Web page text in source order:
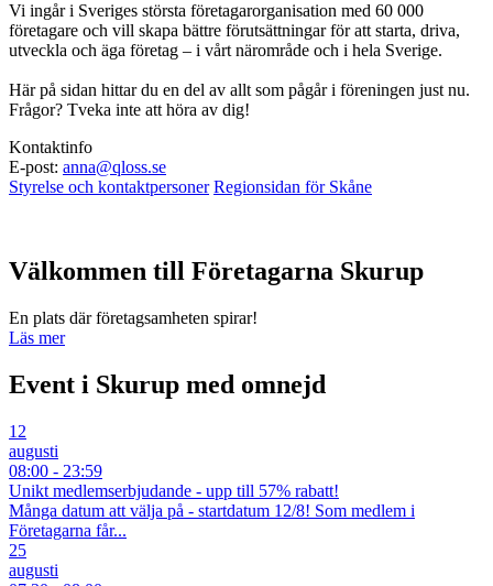
Vi ingår i Sveriges största företagarorganisation med 60 000
företagare och vill skapa bättre förutsättningar för att starta, driva,
utveckla och äga företag – i vårt närområde och i hela Sverige.
Här på sidan hittar du en del av allt som pågår i föreningen just nu.
Frågor? Tveka inte att höra av dig!
Kontaktinfo
E-post: anna@qloss.se
Styrelse och kontaktpersoner Regionsidan för Skåne
Välkommen till Företagarna Skurup
En plats där företagsamheten spirar!
Läs mer
Event i Skurup med omnejd
12
augusti
08:00 - 23:59
Unikt medlemserbjudande - upp till 57% rabatt!
Många datum att välja på - startdatum 12/8! Som medlem i
Företagarna får...
25
augusti